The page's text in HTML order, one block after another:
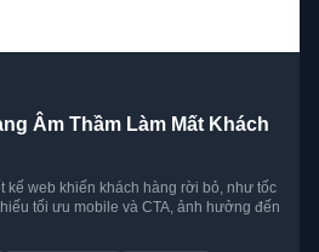
Âm Thầm Làm Mất Khách
kế web khiến khách hàng rời bỏ, như tốc
tối ưu mobile và CTA, ảnh hưởng đến